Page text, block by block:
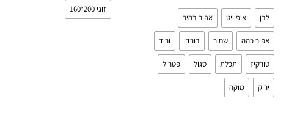
לבן אופוויט אפור בהיר
אפור כהה שחור בורדו ורוד
טורקיז תכלת סגול פטרול
ירוק מוקה
זוגי 200*160